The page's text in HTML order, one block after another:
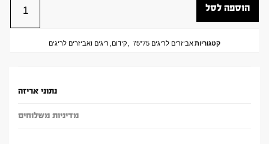
הוספה לסל
קטגוריותאביזרים לריגים 75*75 ,קידום, ריגים ואביזרים לריגים
נתוני אריזה
מדיניות משלוחים